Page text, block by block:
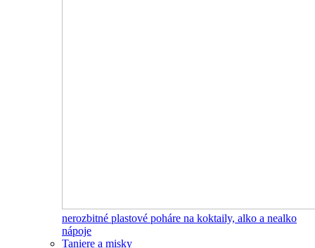
nerozbitné plastové poháre na koktaily, alko a nealko
nápoje
Taniere a misky